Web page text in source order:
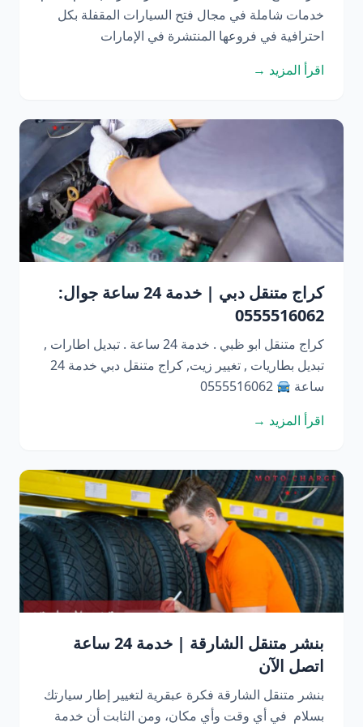
خدمات شاملة في مجال فتح السيارات المقفلة بكل
احترافية في فروعها المنتشرة في الإمارات
اقرأ المزيد →
كراج متنقل دبي | خدمة 24 ساعة جوال:
0555516062
كراج متنقل ابو ظبي . خدمة 24 ساعة . تبديل اطارات ,
تبديل بطاريات , تغيير زيت, كراج متنقل دبي خدمة 24
ساعة
0555516062
اقرأ المزيد →
بنشر متنقل الشارقة | خدمة 24 ساعة
اتصل الآن
بنشر متنقل الشارقة فكرة عبقرية لتغيير إطار سيارتك
بسلام في أي وقت وأي مكان، ومن الثابت أن خدمة